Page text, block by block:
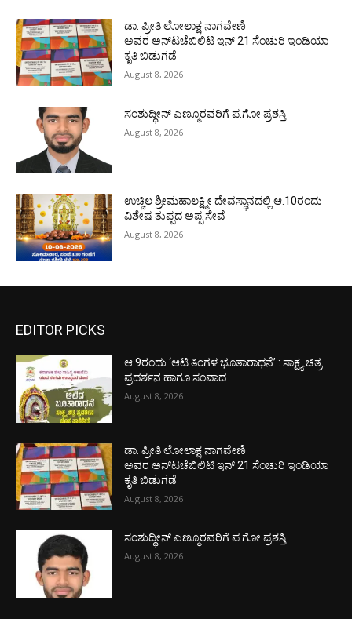
ಡಾ. ಪ್ರೀತಿ ಲೋಲಾಕ್ಷ ನಾಗವೇಣಿ
ಅವರ ಅನ್‌ಟಚೆಬಿಲಿಟಿ ಇನ್ 21 ಸೆಂಚುರಿ ಇಂಡಿಯಾ
ಕೃತಿ ಬಿಡುಗಡೆ
August 8, 2026
ಸಂಶುದ್ಧೀನ್ ಎಣ್ಮೂರವರಿಗೆ ಪ.ಗೋ ಪ್ರಶಸ್ತಿ
August 8, 2026
ಉಚ್ಚಿಲ ಶ್ರೀಮಹಾಲಕ್ಷ್ಮೀ ದೇವಸ್ಥಾನದಲ್ಲಿ ಆ.10ರಂದು
ವಿಶೇಷ ತುಪ್ಪದ ಅಪ್ಪ ಸೇವೆ
August 8, 2026
EDITOR PICKS
ಆ.9ರಂದು ‘ಆಟಿ ತಿಂಗಳ ಭೂತಾರಾಧನೆ’ : ಸಾಕ್ಷ್ಯ ಚಿತ್ರ
ಪ್ರದರ್ಶನ ಹಾಗೂ ಸಂವಾದ
August 8, 2026
ಡಾ. ಪ್ರೀತಿ ಲೋಲಾಕ್ಷ ನಾಗವೇಣಿ
ಅವರ ಅನ್‌ಟಚೆಬಿಲಿಟಿ ಇನ್ 21 ಸೆಂಚುರಿ ಇಂಡಿಯಾ
ಕೃತಿ ಬಿಡುಗಡೆ
August 8, 2026
ಸಂಶುದ್ಧೀನ್ ಎಣ್ಮೂರವರಿಗೆ ಪ.ಗೋ ಪ್ರಶಸ್ತಿ
August 8, 2026